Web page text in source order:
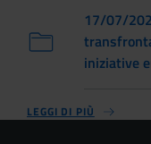
17/07/
iniziative
LEGGI DI PIÙ